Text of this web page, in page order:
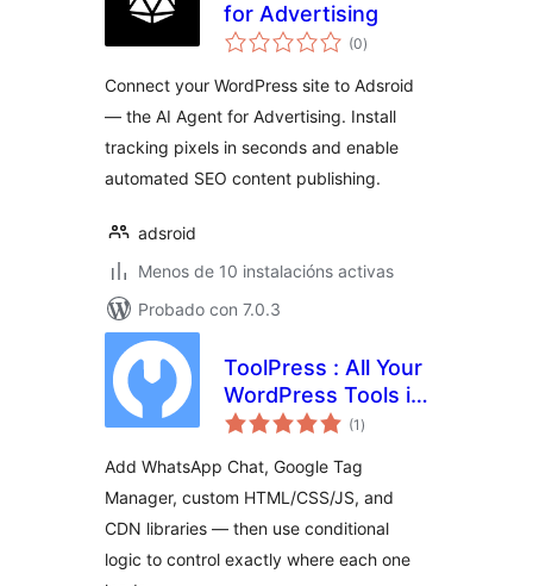
for Advertising
(0valoracións
totais
)
Connect your WordPress site to Adsroid
— the AI Agent for Advertising. Install
tracking pixels in seconds and enable
automated SEO content publishing.
adsroid
Menos de 10 instalacións activas
Probado con 7.0.3
ToolPress : All Your
WordPress Tools in
One Place
(1 valoracións
totais
)
Add WhatsApp Chat, Google Tag
Manager, custom HTML/CSS/JS, and
CDN libraries — then use conditional
logic to control exactly where each one